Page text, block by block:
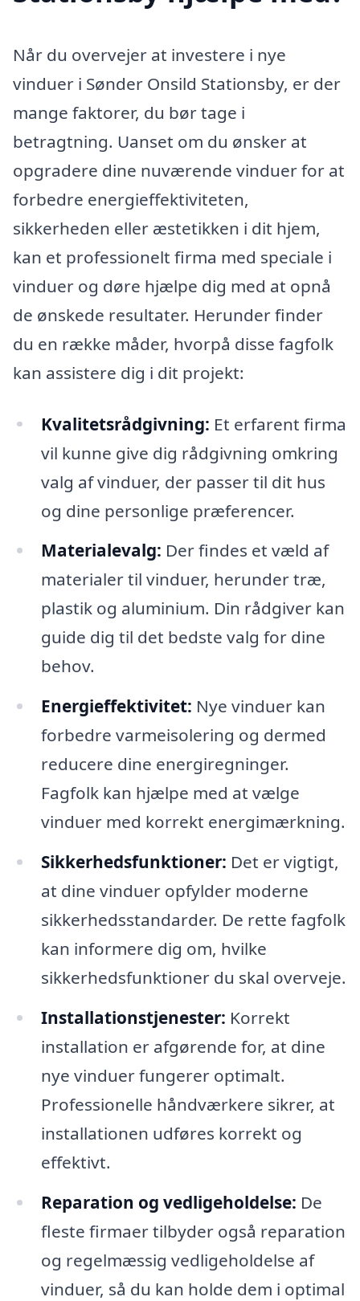
Når du overvejer at investere i nye
vinduer i Sønder Onsild Stationsby, er der
mange faktorer, du bør tage i
betragtning. Uanset om du ønsker at
opgradere dine nuværende vinduer for at
forbedre energieffektiviteten,
sikkerheden eller æstetikken i dit hjem,
kan et professionelt firma med speciale i
vinduer og døre hjælpe dig med at opnå
de ønskede resultater. Herunder finder
du en række måder, hvorpå disse fagfolk
kan assistere dig i dit projekt:
Kvalitetsrådgivning: Et erfarent firma
vil kunne give dig rådgivning omkring
valg af vinduer, der passer til dit hus
og dine personlige præferencer.
Materialevalg: Der findes et væld af
materialer til vinduer, herunder træ,
plastik og aluminium. Din rådgiver kan
guide dig til det bedste valg for dine
behov.
Energieffektivitet: Nye vinduer kan
forbedre varmeisolering og dermed
reducere dine energiregninger.
Fagfolk kan hjælpe med at vælge
vinduer med korrekt energimærkning.
Sikkerhedsfunktioner: Det er vigtigt,
at dine vinduer opfylder moderne
sikkerhedsstandarder. De rette fagfolk
kan informere dig om, hvilke
sikkerhedsfunktioner du skal overveje.
Installationstjenester: Korrekt
installation er afgørende for, at dine
nye vinduer fungerer optimalt.
Professionelle håndværkere sikrer, at
installationen udføres korrekt og
effektivt.
Reparation og vedligeholdelse: De
fleste firmaer tilbyder også reparation
og regelmæssig vedligeholdelse af
vinduer, så du kan holde dem i optimal